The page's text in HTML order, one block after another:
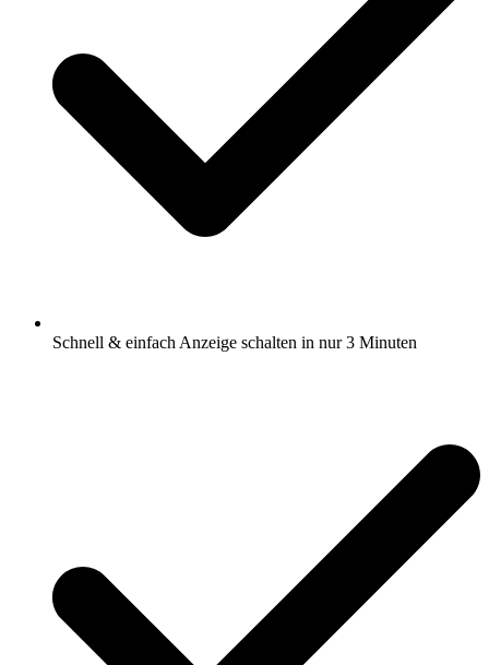
Schnell & einfach Anzeige schalten in nur 3 Minuten